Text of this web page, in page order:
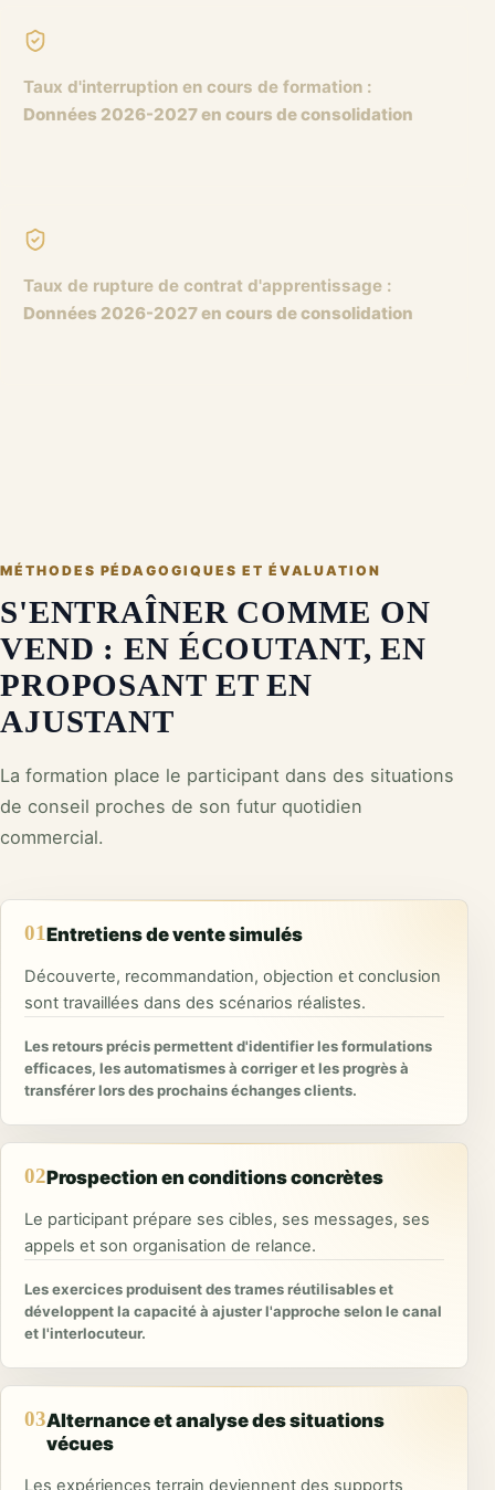
Taux d'interruption en cours de formation :
Données 2026-2027 en cours de consolidation
Taux de rupture de contrat d'apprentissage :
Données 2026-2027 en cours de consolidation
MÉTHODES PÉDAGOGIQUES ET ÉVALUATION
S'ENTRAÎNER COMME ON
VEND : EN ÉCOUTANT, EN
PROPOSANT ET EN
AJUSTANT
La formation place le participant dans des situations
de conseil proches de son futur quotidien
commercial.
01Entretiens de vente simulés
Découverte, recommandation, objection et conclusion
sont travaillées dans des scénarios réalistes.
Les retours précis permettent d'identifier les formulations
efficaces, les automatismes à corriger et les progrès à
transférer lors des prochains échanges clients.
02Prospection en conditions concrètes
Le participant prépare ses cibles, ses messages, ses
appels et son organisation de relance.
Les exercices produisent des trames réutilisables et
développent la capacité à ajuster l'approche selon le canal
et l'interlocuteur.
03Alternance et analyse des situations
vécues
Les expériences terrain deviennent des supports